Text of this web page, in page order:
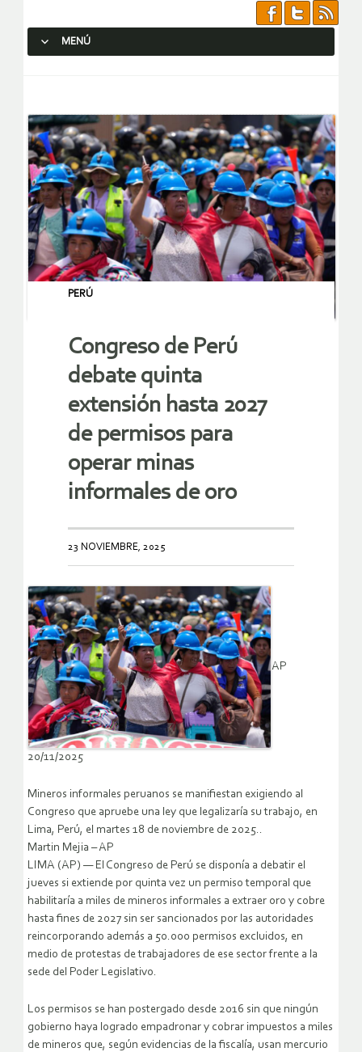
MENÚ
PERÚ
Congreso de Perú
debate quinta
extensión hasta 2027
de permisos para
operar minas
informales de oro
23 NOVIEMBRE, 2025
AP
20/11/2025
Mineros informales peruanos se manifiestan exigiendo al
Congreso que apruebe una ley que legalizaría su trabajo, en
Lima, Perú, el martes 18 de noviembre de 2025..
Martin Mejia – AP
LIMA (AP) — El Congreso de Perú se disponía a debatir el
jueves si extiende por quinta vez un permiso temporal que
habilitaría a miles de mineros informales a extraer oro y cobre
hasta fines de 2027 sin ser sancionados por las autoridades
reincorporando además a 50.000 permisos excluidos, en
medio de protestas de trabajadores de ese sector frente a la
sede del Poder Legislativo.
Los permisos se han postergado desde 2016 sin que ningún
gobierno haya logrado empadronar y cobrar impuestos a miles
de mineros que, según evidencias de la fiscalía, usan mercurio